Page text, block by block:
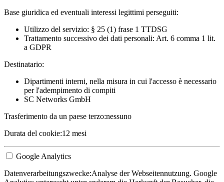
Base giuridica ed eventuali interessi legittimi perseguiti:
Utilizzo del servizio: § 25 (1) frase 1 TTDSG
Trattamento successivo dei dati personali: Art. 6 comma 1 lit.
a GDPR
Destinatario:
Dipartimenti interni, nella misura in cui l'accesso è necessario
per l'adempimento di compiti
SC Networks GmbH
Trasferimento da un paese terzo:nessuno
Durata del cookie:12 mesi
Google Analytics
Datenverarbeitungszwecke:Analyse der Webseitennutzung. Google